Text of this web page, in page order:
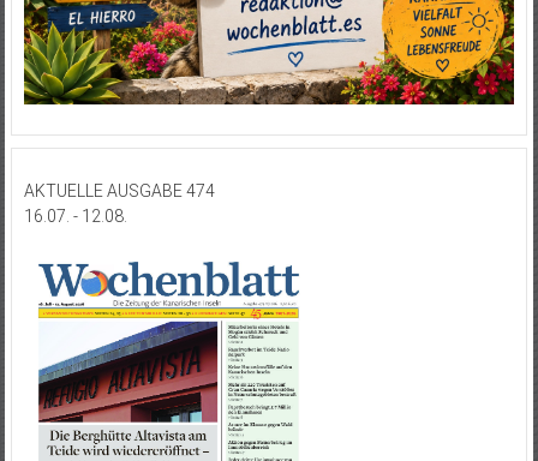
AKTUELLE AUSGABE 474
16.07. - 12.08.